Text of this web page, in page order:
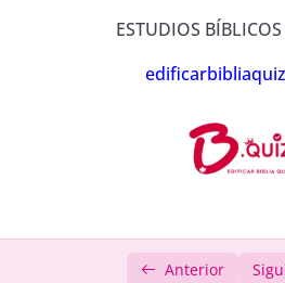
30. Manual de Estudio Bíblico #
Bíblico
ESTUDIOS
Anterior